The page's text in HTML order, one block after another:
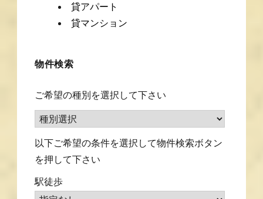
貸アパート
貸マンション
物件検索
ご希望の種別を選択して下さい
以下ご希望の条件を選択して物件検索ボタン
を押して下さい
駅徒歩